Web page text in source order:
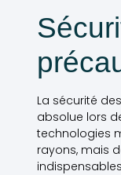
La sécurité
absolue lors
technologies
rayons, mais